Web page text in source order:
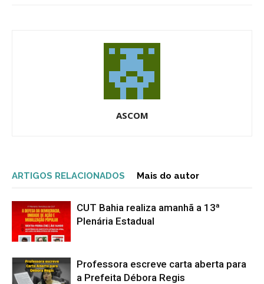
ASCOM
ARTIGOS RELACIONADOS Mais do autor
CUT Bahia realiza amanhã a 13ª
Plenária Estadual
Professora escreve carta aberta para
a Prefeita Débora Regis